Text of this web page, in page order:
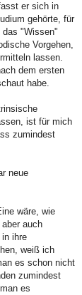
er sich in
gehörte, für
"Wissen"
Vorgehen,
lassen.
dem ersten
habe.
ist für mich
zumindest
neue
wäre, wie
auch
ihre
weiß ich
es schon nicht
zumindest
es